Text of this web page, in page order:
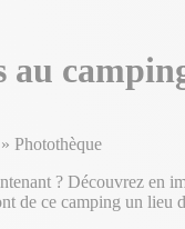
au
» Photothèque
? Découvrez en
de ce camping un lieu